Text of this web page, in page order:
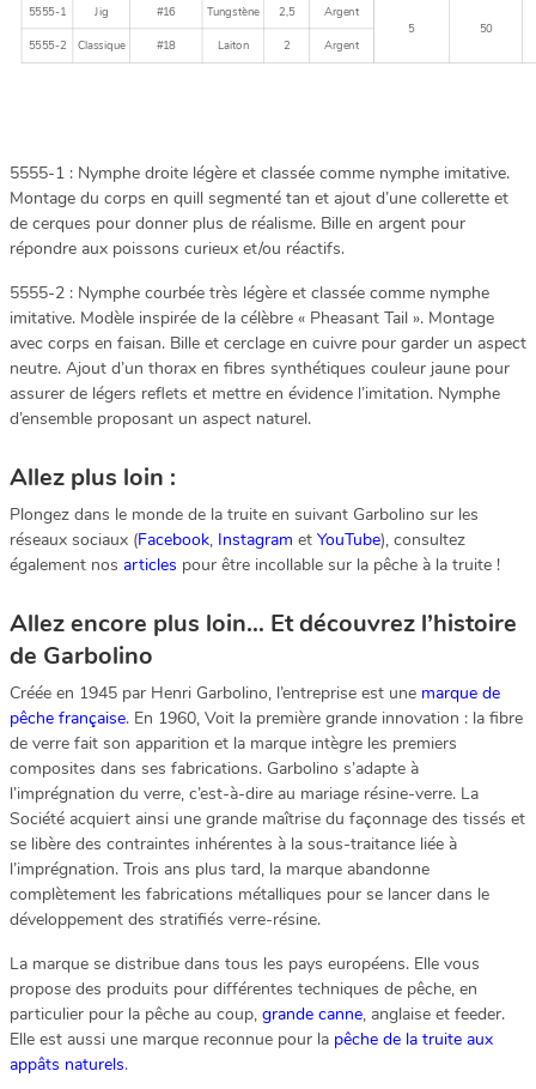
5555-1 Jig #16 Tungstène 2,5
Argent
5
50
5555-2
Classique #18 Laiton 2 Argent
5555-1 : Nymphe droite légère et classée comme nymphe imitative.
Montage du corps en quill segmenté tan et ajout d’une collerette et
de cerques pour donner plus de réalisme. Bille en argent pour
répondre aux poissons curieux et/ou réactifs.
5555-2 : Nymphe courbée très légère et classée comme nymphe
imitative. Modèle inspirée de la célèbre « Pheasant Tail ». Montage
avec corps en faisan. Bille et cerclage en cuivre pour garder un aspect
neutre. Ajout d’un thorax en fibres synthétiques couleur jaune pour
assurer de légers reflets et mettre en évidence l’imitation. Nymphe
d’ensemble proposant un aspect naturel.
Allez plus loin :
Plongez dans le monde de la truite en suivant Garbolino sur les
réseaux sociaux (Facebook, Instagram et YouTube), consultez
également nos articles pour être incollable sur la pêche à la truite !
Allez encore plus loin… Et découvrez l’histoire
de Garbolino
Créée en 1945 par Henri Garbolino, l’entreprise est une marque de
pêche française. En 1960, Voit la première grande innovation : la fibre
de verre fait son apparition et la marque intègre les premiers
composites dans ses fabrications. Garbolino s’adapte à
l’imprégnation du verre, c’est-à-dire au mariage résine-verre. La
Société acquiert ainsi une grande maîtrise du façonnage des tissés et
se libère des contraintes inhérentes à la sous-traitance liée à
l’imprégnation. Trois ans plus tard, la marque abandonne
complètement les fabrications métalliques pour se lancer dans le
développement des stratifiés verre-résine.
La marque se distribue dans tous les pays européens. Elle vous
propose des produits pour différentes techniques de pêche, en
particulier pour la pêche au coup, grande canne, anglaise et feeder.
Elle est aussi une marque reconnue pour la pêche de la truite aux
appâts naturels.